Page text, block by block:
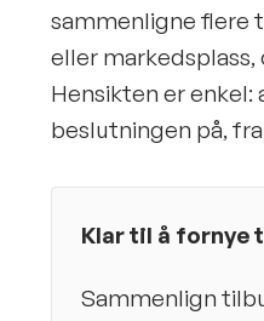
sammenligne flere
eller
Hensikten er
beslutningen på,
Klar til å fornye
Sammenlign